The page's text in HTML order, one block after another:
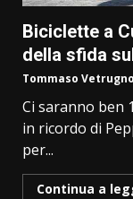
Biciclette a
della sfida
Tommaso Vetrugno
Ci saranno ben
in ricordo di
per...
Continua a